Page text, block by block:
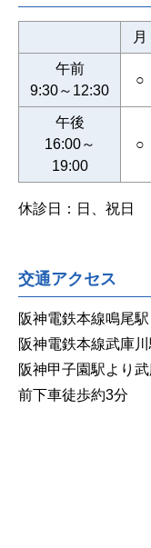
月
午前
9:30～12:30
○
午後
16:00～
19:00
○
休診日：日、祝日
交通アクセス
阪神電鉄本線鳴尾
阪神電鉄本線武庫
阪神甲子園駅より
前下車徒歩約3分